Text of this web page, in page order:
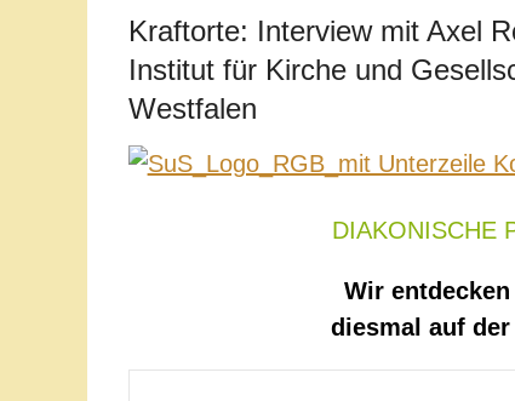
Kraftorte: Interview mit Axel
Institut für Kirche und
Westfalen
DIAKONISCHE
Wir
diesmal auf